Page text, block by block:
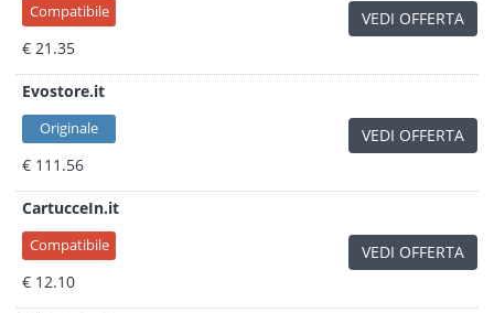
Compatibile
€ 21.35
VEDI OFFERTA
Evostore.it
Originale
€ 111.56
VEDI OFFERTA
CartucceIn.it
Compatibile
€ 12.10
VEDI OFFERTA